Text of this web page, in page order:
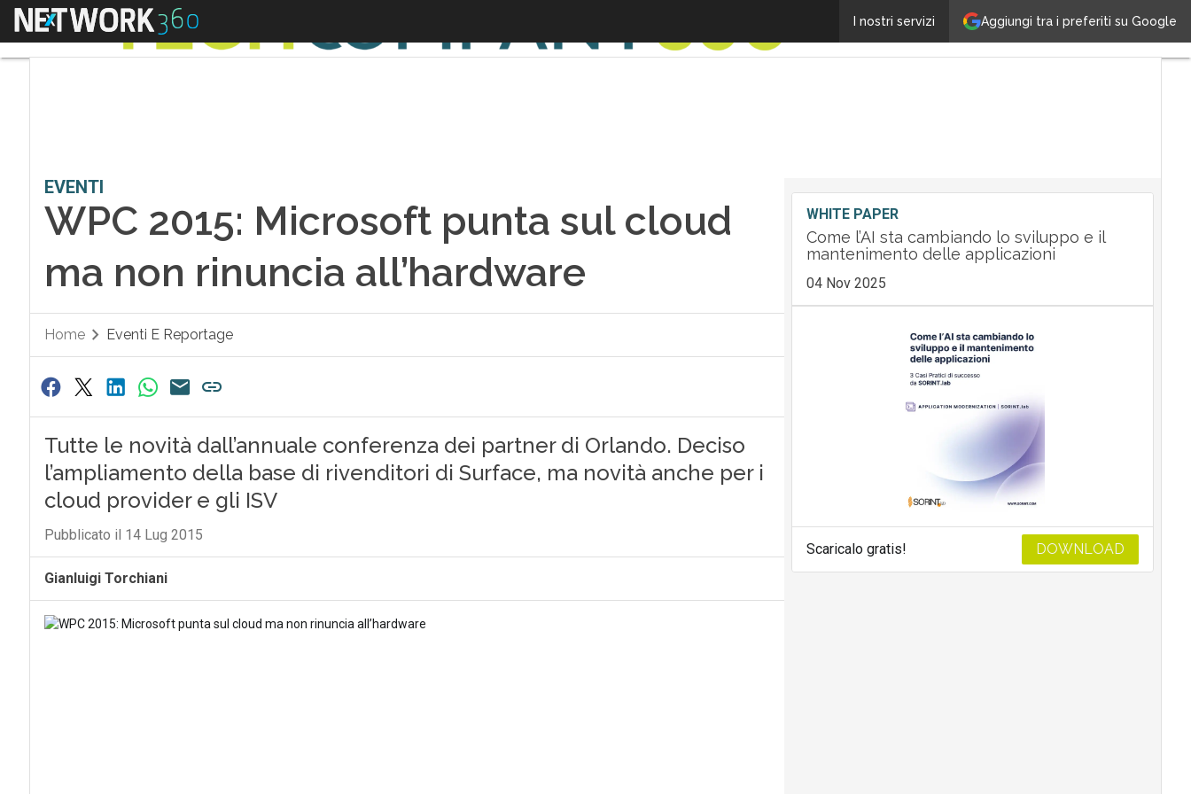
Aggiungi tra i preferiti su Google
I nostri servizi
Menu WPC 2015: Microsoft punta sul cloud ma non rinuncia
EVENTI
WPC 2015: Microsoft punta sul cloud
ma non rinuncia all’hardware
Home Eventi E Reportage
Tutte le novità dall’annuale conferenza dei partner di Orlando. Deciso
l’ampliamento della base di rivenditori di Surface, ma novità anche per i
cloud provider e gli ISV
Pubblicato il 14 Lug 2015
Gianluigi Torchiani
WHITE PAPER
Come l’AI sta cambiando lo sviluppo e il
mantenimento delle applicazioni
04 Nov 2025
Scaricalo gratis! DOWNLOAD